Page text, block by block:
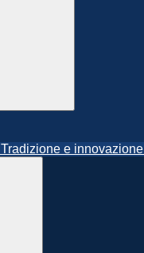
Tradizione e innovazione